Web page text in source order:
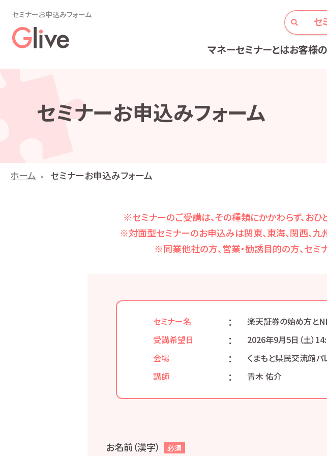
セミナーお申込みフォーム
セ
マネーセミナーとはお客様
セミナーお申込みフォーム
ホーム セミナーお申込みフォーム
※セミナーのご受講は、その種類にかかわらず、おひ
※対面型セミナーのお申込みは関東、東海、関西、九
※同業他社の方、営業・勧誘目的の方、セミ
セミナー名 ：
楽天証券の始め方と
受講希望日
：
2026年9月5日（土）
会場
：
くまもと県民交流館パ
講師
： 青木 佑介
お名前（漢字） 必須